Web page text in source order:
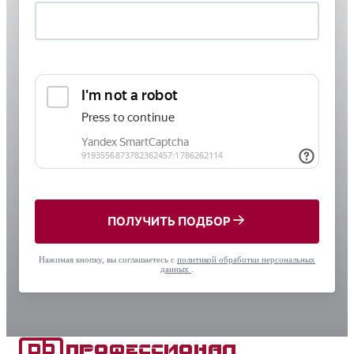
ПОЛУЧИТЬ ПОДБОР
Нажимая кнопку, вы соглашаетесь с политикой обработки персональных
данных